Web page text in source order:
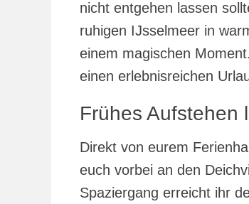
nicht entgehen lassen
ruhigen IJsselmeer in
einem magischen
einen erlebnisreichen
Frühes Aufstehen
Direkt von eurem
euch vorbei an den
Spaziergang erreicht ihr